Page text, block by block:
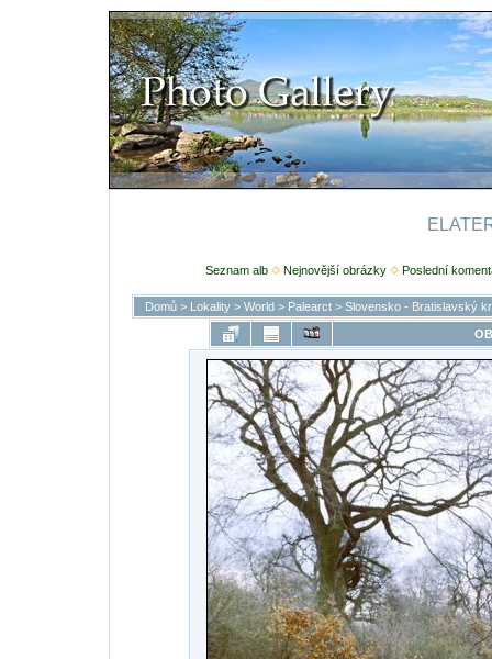
Seznam alb Nejnovější obrázky Poslední
Domů> Lokality> World> Palearct> Slovensko - Bratislavský